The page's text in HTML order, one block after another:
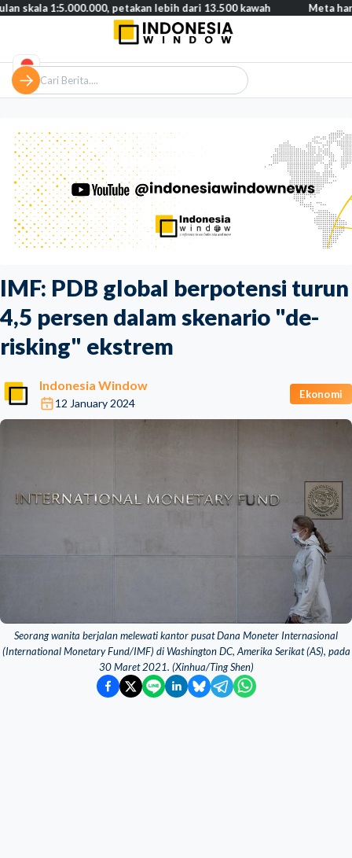
IMF: PDB global berpotensi turun
4,5 persen dalam skenario "de-
risking" ekstrem
Indonesia Window
12 January 2024
Ekonomi
Seorang wanita berjalan melewati kantor pusat Dana Moneter Internasional
(International Monetary Fund/IMF) di Washington DC, Amerika Serikat (AS), pada
30 Maret 2021. (Xinhua/Ting Shen)
petakan lebih dari 13.500 kawah Meta harus bayar